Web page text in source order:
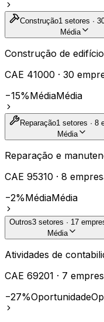
Construção1 setores ·
Média
Construção de
CAE 41000 · 30
−15%MédiaMédia
Reparação1 setores · 8
Média
Reparação e
CAE 95310 · 8
−2%MédiaMédia
Outros3 setores · 17
Média
Atividades de
CAE 69201 · 7
−27%Oportunidade